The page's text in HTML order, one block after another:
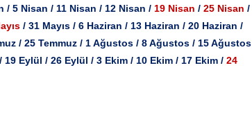
/ 5 Nisan / 11 Nisan / 12 Nisan / 19 Nisan / 25 Nisan /
/ 31 Mayıs / 6 Haziran / 13 Haziran / 20 Haziran /
/ 25 Temmuz / 1 Ağustos / 8 Ağustos / 15 Ağustos
19 Eylül / 26 Eylül / 3 Ekim / 10 Ekim / 17 Ekim / 24